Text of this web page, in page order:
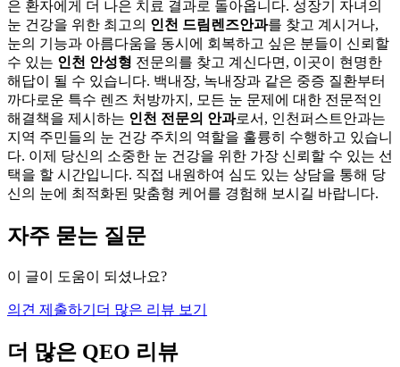
은 환자에게 더 나은 치료 결과로 돌아옵니다. 성장기 자녀의
눈 건강을 위한 최고의 인천 드림렌즈안과를 찾고 계시거나,
눈의 기능과 아름다움을 동시에 회복하고 싶은 분들이 신뢰할
수 있는 인천 안성형 전문의를 찾고 계신다면, 이곳이 현명한
해답이 될 수 있습니다. 백내장, 녹내장과 같은 중증 질환부터
까다로운 특수 렌즈 처방까지, 모든 눈 문제에 대한 전문적인
해결책을 제시하는 인천 전문의 안과로서, 인천퍼스트안과는
지역 주민들의 눈 건강 주치의 역할을 훌륭히 수행하고 있습니
다. 이제 당신의 소중한 눈 건강을 위한 가장 신뢰할 수 있는 선
택을 할 시간입니다. 직접 내원하여 심도 있는 상담을 통해 당
신의 눈에 최적화된 맞춤형 케어를 경험해 보시길 바랍니다.
자주 묻는 질문
이 글이 도움이 되셨나요?
의견 제출하기 더 많은 리뷰 보기
더 많은 QEO 리뷰